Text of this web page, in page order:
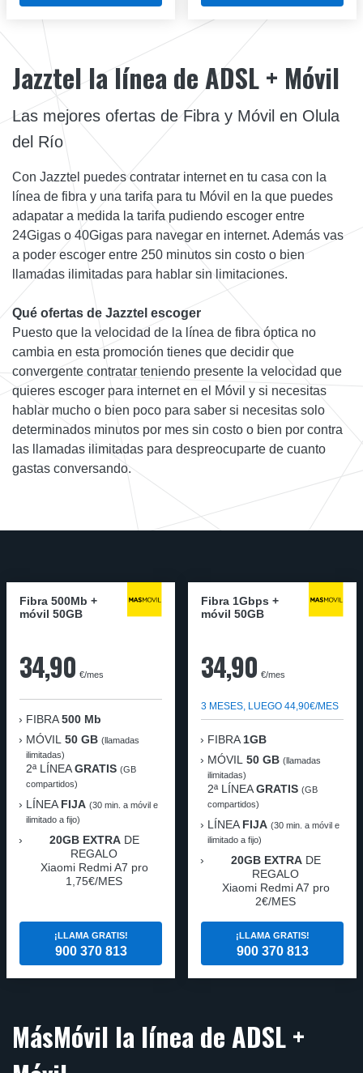
Jazztel la línea de ADSL + Móvil
Las mejores ofertas de Fibra y Móvil en Olula
del Río
Con Jazztel puedes contratar internet en tu casa con la
línea de fibra y una tarifa para tu Móvil en la que puedes
adapatar a medida la tarifa pudiendo escoger entre
24Gigas o 40Gigas para navegar en internet. Además vas
a poder escoger entre 250 minutos sin costo o bien
llamadas ilimitadas para hablar sin limitaciones.
Qué ofertas de Jazztel escoger
Puesto que la velocidad de la línea de fibra óptica no
cambia en esta promoción tienes que decidir que
convergente contratar teniendo presente la velocidad que
quieres escoger para internet en el Móvil y si necesitas
hablar mucho o bien poco para saber si necesitas solo
determinados minutos por mes sin costo o bien por contra
las llamadas ilimitadas para despreocuparte de cuanto
gastas conversando.
Fibra 500Mb +
móvil 50GB
34,90 €/mes
FIBRA 500 Mb
MÓVIL 50 GB (llamadas
ilimitadas)
2ª LÍNEAGRATIS (GB
compartidos)
LÍNEA FIJA (30 min. a móvil e
ilimitado a fijo)
20GB EXTRADE
REGALO
Xiaomi Redmi A7 pro
1,75€/MES
¡LLAMA GRATIS!
900 370 813
Fibra 1Gbps +
móvil 50GB
34,90 €/mes
3 MESES, LUEGO 44,90€/MES
FIBRA 1GB
MÓVIL 50 GB (llamadas
ilimitadas)
2ª LÍNEAGRATIS (GB
compartidos)
LÍNEA FIJA (30 min. a móvil e
ilimitado a fijo)
20GB EXTRADE
REGALO
Xiaomi Redmi A7 pro
2€/MES
¡LLAMA GRATIS!
900 370 813
MásMóvil la línea de ADSL +